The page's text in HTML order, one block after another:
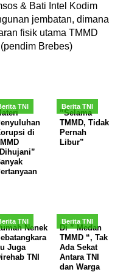
& Bati Intel Kodim
jembatan, dimana
fisik utama TMMD
Brebes)
TNI
di
Berita TNI
”Selama
TMMD, Tidak
Pernah
Libur”
TNI
Nenek
Juga
TNI
Berita TNI
Di ” Medan
TMMD “, Tak
Ada Sekat
Antara TNI
dan Warga